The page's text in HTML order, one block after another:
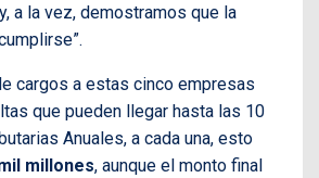
a la vez, demostramos que la
cargos a estas cinco empresas
que pueden llegar hasta las 10
Anuales, a cada una, esto
millones, aunque el monto final